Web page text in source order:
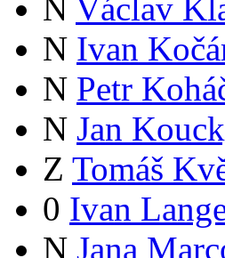
N Václav
N Ivan
N Petr
N Jan
Z Tomáš
0 Ivan
N Jana